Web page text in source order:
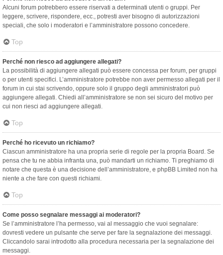
Alcuni forum potrebbero essere riservati a determinati utenti o gruppi. Per
leggere, scrivere, rispondere, ecc., potresti aver bisogno di autorizzazioni
speciali, che solo i moderatori e l’amministratore possono concedere.
Top
Perché non riesco ad aggiungere allegati?
La possibilità di aggiungere allegati può essere concessa per forum, per gruppi
o per utenti specifici. L’amministratore potrebbe non aver permesso allegati per il
forum in cui stai scrivendo, oppure solo il gruppo degli amministratori può
aggiungere allegati. Chiedi all’amministratore se non sei sicuro del motivo per
cui non riesci ad aggiungere allegati.
Top
Perché ho ricevuto un richiamo?
Ciascun amministratore ha una propria serie di regole per la propria Board. Se
pensa che tu ne abbia infranta una, può mandarti un richiamo. Ti preghiamo di
notare che questa è una decisione dell’amministratore, e phpBB Limited non ha
niente a che fare con questi richiami.
Top
Come posso segnalare messaggi ai moderatori?
Se l’amministratore l’ha permesso, vai al messaggio che vuoi segnalare:
dovresti vedere un pulsante che serve per fare la segnalazione dei messaggi.
Cliccandolo sarai introdotto alla procedura necessaria per la segnalazione dei
messaggi.